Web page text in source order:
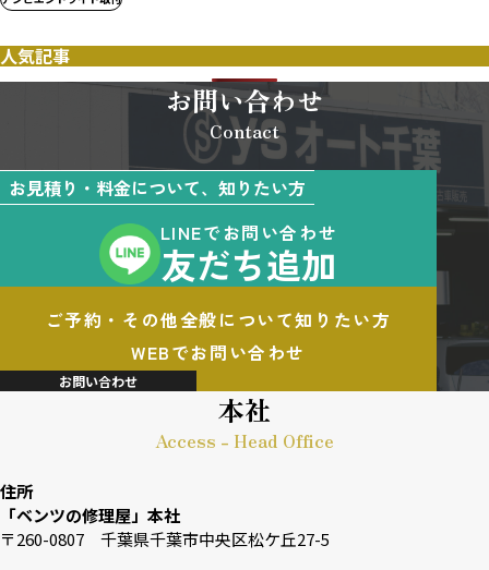
人気記事
お問い合わせ
Contact
お見積り・料金について、知りたい方
LINEでお問い合わせ
友だち追加
ご予約・その他全般について知りたい方
WEBでお問い合わせ
お問い合わせ
本社
Access - Head Office
住所
「ベンツの修理屋」本社
〒260-0807 千葉県千葉市中央区松ケ丘27-5